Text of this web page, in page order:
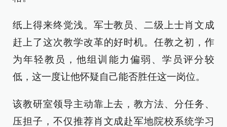
纸上得来终觉浅。军士教员、二级上士肖文成
赶上了这次教学改革的好时机。任教之初，作
为年轻教员，他组训能力偏弱、学员评分较
低，这一度让他怀疑自己能否胜任这一岗位。
该教研室领导主动靠上去，教方法、分任务、
压担子，不仅推荐肖文成赴军地院校系统学习